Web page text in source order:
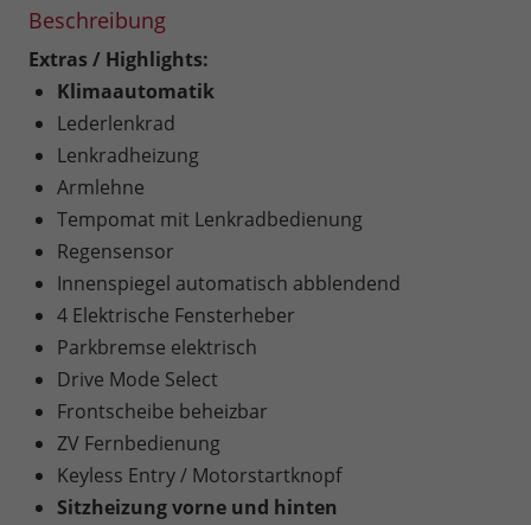
Beschreibung
Extras / Highlights:
Klimaautomatik
Lederlenkrad
Lenkradheizung
Armlehne
Tempomat mit Lenkradbedienung
Regensensor
Innenspiegel automatisch abblendend
4 Elektrische Fensterheber
Parkbremse elektrisch
Drive Mode Select
Frontscheibe beheizbar
ZV Fernbedienung
Keyless Entry / Motorstartknopf
Sitzheizung vorne und hinten